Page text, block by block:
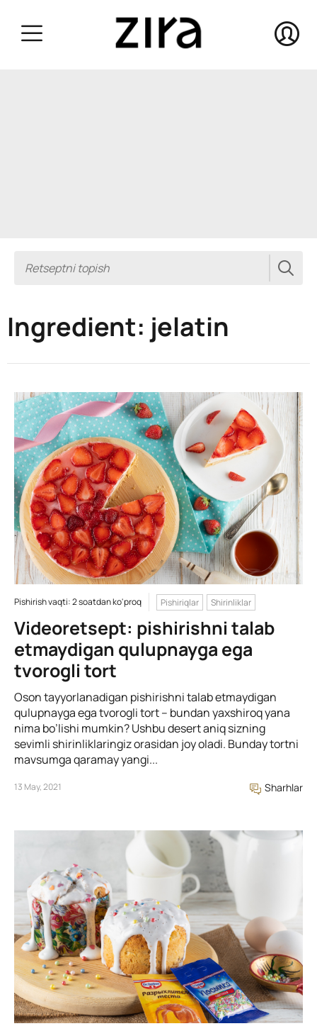
Ingredient: jelatin
Pishirish vaqti: 2 soatdan ko'proq Pishiriqlar Shirinliklar
Videoretsept: pishirishni talab
etmaydigan qulupnayga ega
tvorogli tort
Oson tayyorlanadigan pishirishni talab etmaydigan
qulupnayga ega tvorogli tort – bundan yaxshiroq yana
nima bo’lishi mumkin? Ushbu desert aniq sizning
sevimli shirinliklaringiz orasidan joy oladi. Bunday tortni
mavsumga qaramay yangi...
13 May, 2021 Sharhlar